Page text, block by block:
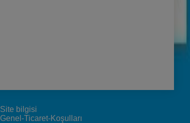
Site bilgisi
Genel-Ticaret-Koşulları